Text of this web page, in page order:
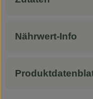
Nährwert-Info